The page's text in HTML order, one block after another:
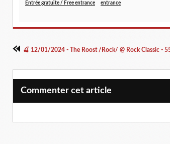
Entrée gratuite / Free entrance
entrance
Commenter cet article